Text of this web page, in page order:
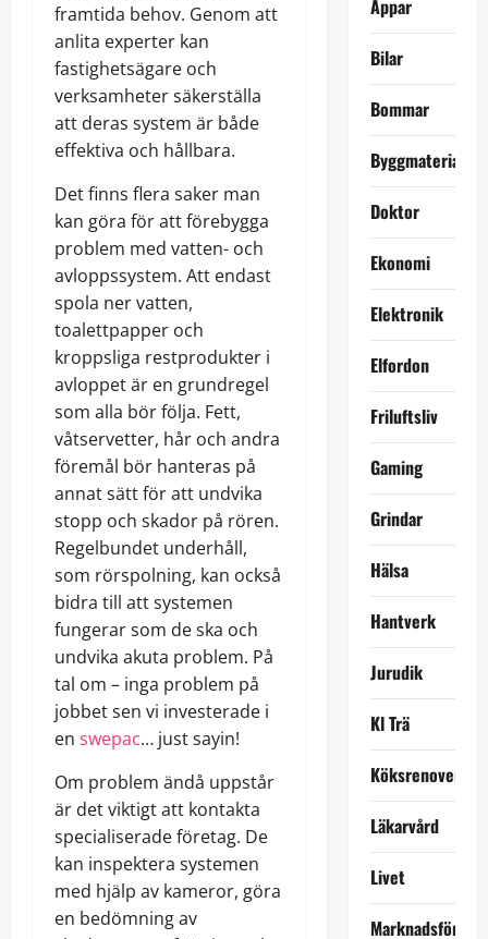
framtida behov. Genom att
anlita experter kan
fastighetsägare och
verksamheter säkerställa
att deras system är både
effektiva och hållbara.
Det finns flera saker man
kan göra för att förebygga
problem med vatten- och
avloppssystem. Att endast
spola ner vatten,
toalettpapper och
kroppsliga restprodukter i
avloppet är en grundregel
som alla bör följa. Fett,
våtservetter, hår och andra
föremål bör hanteras på
annat sätt för att undvika
stopp och skador på rören.
Regelbundet underhåll,
som rörspolning, kan också
bidra till att systemen
fungerar som de ska och
undvika akuta problem. På
tal om – inga problem på
jobbet sen vi investerade i
en swepac… just sayin!
Om problem ändå uppstår
är det viktigt att kontakta
specialiserade företag. De
kan inspektera systemen
med hjälp av kameror, göra
en bedömning av
Appar
Bilar
Bommar
Byggmaterial
Doktor
Ekonomi
Elektronik
Elfordon
Friluftsliv
Gaming
Grindar
Hälsa
Hantverk
Jurudik
Kl Trä
Köksrenovering
Läkarvård
Livet
Marknadsföring